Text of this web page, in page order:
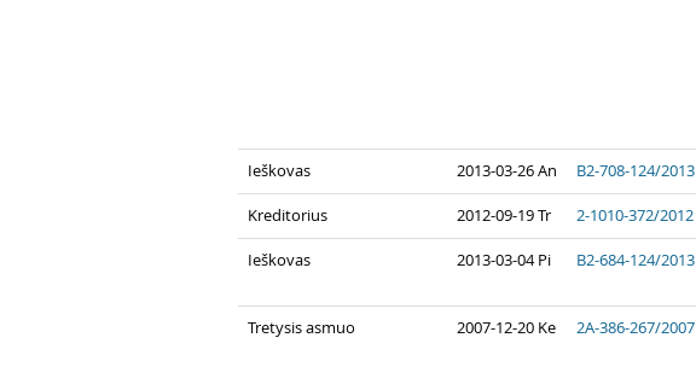
Ieškovas 2013-03-26 An B2-708-124/2013
Kreditorius 2012-09-19 Tr 2-1010-372/2012
Ieškovas 2013-03-04 Pi B2-684-124/2013
Tretysis asmuo 2007-12-20 Ke 2A-386-267/2007